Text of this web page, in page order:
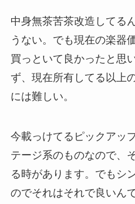
中身無茶苦茶改造してる
うない。でも現在の楽器
買っといて良かったと思
ず、現在所有してる以上
には難しい。
今載っけてるピックアッ
テージ系のものなので、
る時があります。でもシ
のでそれはそれで良いん